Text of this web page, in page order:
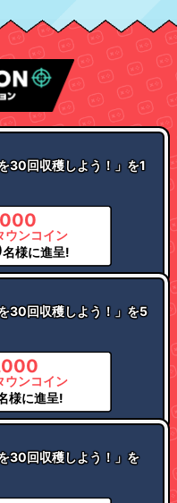
作ろう 農園にあるスープバーで
で飲み合えば 農園を飾るデコレ
農園を飾る ✦
コレーションアイテムがたくさん
ルな商品が当
戦 ✦ ━━━━━━━━━━━━━ 作物
抽選券」を集めて 不定期に開催
に挑戦！ 当たりが出ると、本物
30回収穫しよう！」を1
ウンコイン
名様に進呈!
30回収穫しよう！」を5
ウンコイン
様に進呈!
30回収穫しよう！」を